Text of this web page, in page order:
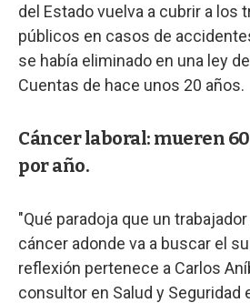
del Estado vuelva a cubrir a los
públicos en casos de
se había eliminado en una ley
Cuentas de hace unos 20 años.
Cáncer laboral: mueren
por año.
"Qué paradoja que un
cáncer adonde va a buscar el
reflexión pertenece a Carlos
consultor en Salud y Seguridad